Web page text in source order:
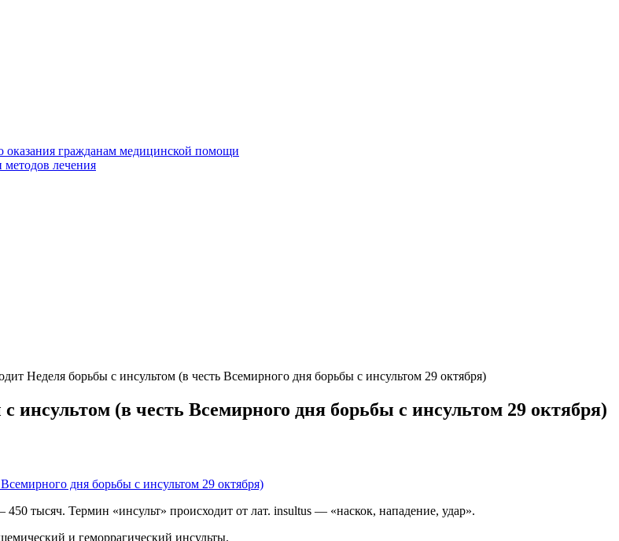
оказания гражданам медицинской помощи
лечения
Неделя борьбы с инсультом (в честь Всемирного дня борьбы с инсультом 29 октября)
инсультом (в честь Всемирного дня борьбы с инсультом 29 октября)
тысяч. Термин «инсульт» происходит от лат. insultus — «наскок, нападение, удар».
и геморрагический инсульты.